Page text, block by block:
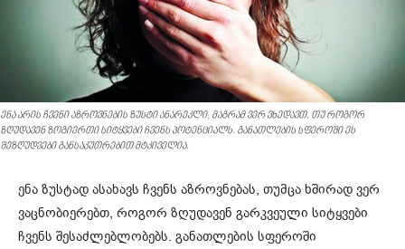
ენა არის ჩვენი აზროვნების ზუსტი ანარეკლი, მაგრამ ვერ ვხედავთ, თუ როგორ
ზღუდავენ ზოგიერთი სიტყვები ჩვენს პოტენციალს. განათლების სფეროში ეს
შეზღუდვები განსაკუთრებით მტკიველია.
ენა ზუსტად ასახავს ჩვენს აზროვნებას, თუმცა ხშირად ვერ
ვაცნობიერებთ, როგორ ზღუდავენ გარკვეული სიტყვები
ჩვენს შესაძლებლობებს. განათლების სფეროში